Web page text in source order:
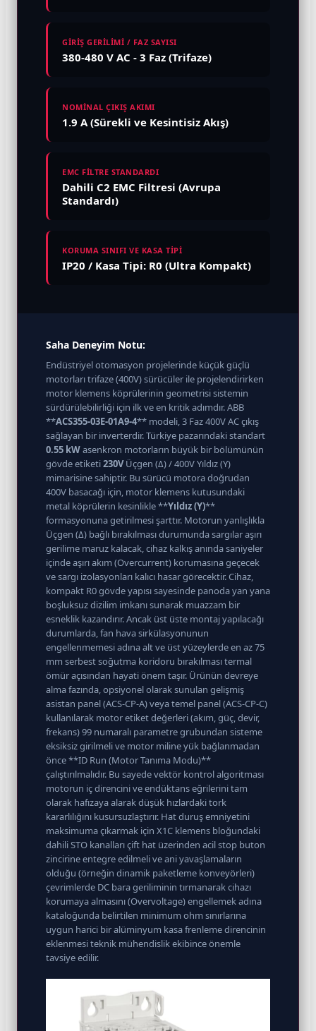
GİRİŞ GERİLİMİ / FAZ SAYISI
380-480 V AC - 3 Faz (Trifaze)
NOMİNAL ÇIKIŞ AKIMI
1.9 A (Sürekli ve Kesintisiz Akış)
EMC FİLTRE STANDARDI
Dahili C2 EMC Filtresi (Avrupa
Standardı)
KORUMA SINIFI VE KASA TİPİ
IP20 / Kasa Tipi: R0 (Ultra Kompakt)
Saha Deneyim Notu:
Endüstriyel otomasyon projelerinde küçük güçlü
motorları trifaze (400V) sürücüler ile projelendirirken
motor klemens köprülerinin geometrisi sistemin
sürdürülebilirliği için ilk ve en kritik adımdır. ABB
**ACS355-03E-01A9-4** modeli, 3 Faz 400V AC çıkış
sağlayan bir inverterdir. Türkiye pazarındaki standart
0.55 kWasenkron motorların büyük bir bölümünün
gövde etiketi230VÜçgen (Δ) / 400V Yıldız (Y)
mimarisine sahiptir. Bu sürücü motora doğrudan
400V basacağı için, motor klemens kutusundaki
metal köprülerin kesinlikle **Yıldız (Y)**
formasyonuna getirilmesi şarttır. Motorun yanlışlıkla
Üçgen (Δ) bağlı bırakılması durumunda sargılar aşırı
gerilime maruz kalacak, cihaz kalkış anında saniyeler
içinde aşırı akım (Overcurrent) korumasına geçecek
ve sargı izolasyonları kalıcı hasar görecektir. Cihaz,
kompakt R0 gövde yapısı sayesinde panoda yan yana
boşluksuz dizilim imkanı sunarak muazzam bir
esneklik kazandırır. Ancak üst üste montaj yapılacağı
durumlarda, fan hava sirkülasyonunun
engellenmemesi adına alt ve üst yüzeylerde en az 75
mm serbest soğutma koridoru bırakılması termal
ömür açısından hayati önem taşır. Ürünün devreye
alma fazında, opsiyonel olarak sunulan gelişmiş
asistan panel (ACS-CP-A) veya temel panel (ACS-CP-C)
kullanılarak motor etiket değerleri (akım, güç, devir,
frekans) 99 numaralı parametre grubundan sisteme
eksiksiz girilmeli ve motor miline yük bağlanmadan
önce **ID Run (Motor Tanıma Modu)**
çalıştırılmalıdır. Bu sayede vektör kontrol algoritması
motorun iç direncini ve endüktans eğrilerini tam
olarak hafızaya alarak düşük hızlardaki tork
kararlılığını kusursuzlaştırır. Hat duruş emniyetini
maksimuma çıkarmak için X1C klemens bloğundaki
dahili STO kanalları çift hat üzerinden acil stop buton
zincirine entegre edilmeli ve ani yavaşlamaların
olduğu (örneğin dinamik paketleme konveyörleri)
çevrimlerde DC bara geriliminin tırmanarak cihazı
korumaya almasını (Overvoltage) engellemek adına
kataloğunda belirtilen minimum ohm sınırlarına
uygun harici bir alüminyum kasa frenleme direncinin
eklenmesi teknik mühendislik ekibince önemle
tavsiye edilir.